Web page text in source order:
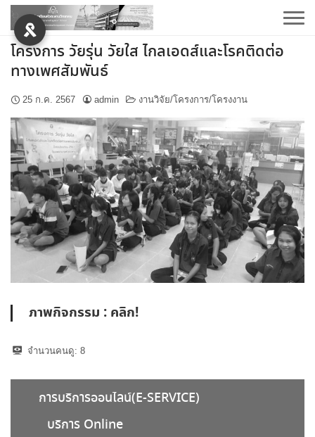
Skip
content
การบริหารงบประมาณ
รายการจัดซื้อจัดจ้าง
รายงานผลการจัดซื้อจัดจ้าง
แผนปฏิบัติการประจำปีและการใช้งบประมาณประจำปี
แผนพัฒนาคุณภาพการศึกษา
การบริหารบุคคล
คู่มือการปฏิบัติงาน
การส่งเสริมความโปร่งใสและป้องกันการทุจริต
การประเมินความเสี่ยง
ช่องทางการร้องเรียนการทุจริตและประพฤติมิชอบ
โครงการ วัยรุ่น วัยใส ไกลเอดส์และโรคติดต่อ
ทางเพศสัมพันธ์
25 ก.ค. 2567 admin งานวิจัย/โครงการ/โครงงาน
ภาพกิจกรรม : คลิก!
จำนวนคนดู: 8
การบริการออนไลน์(E-SERVICE)
บริการ Online